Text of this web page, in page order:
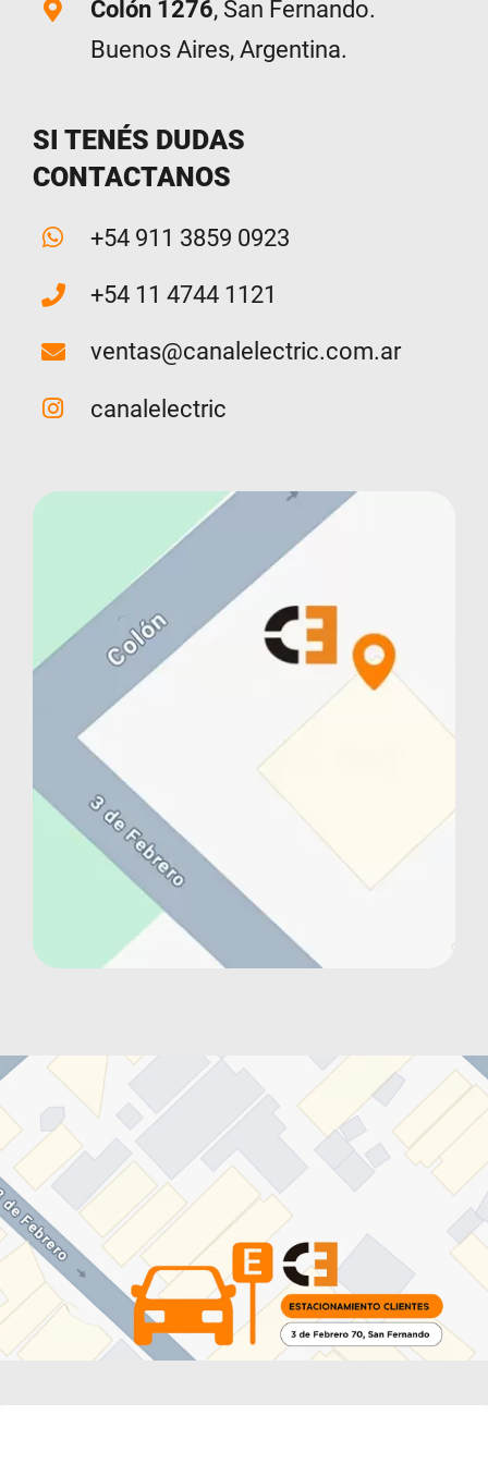
Colón 1276, San Fernando.
Buenos Aires, Argentina.
SI TENÉS DUDAS
CONTACTANOS
+54 911 3859 0923
+54 11 4744 1121
ventas@canalelectric.com.ar
canalelectric